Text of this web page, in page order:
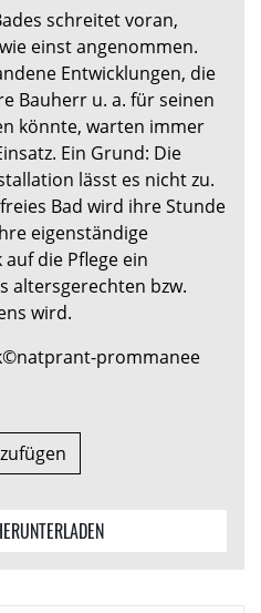
schreitet voran,
einst angenommen.
Entwicklungen, die
Bauherr u. a. für seinen
könnte, warten immer
Ein Grund: Die
lässt es nicht zu.
Bad wird ihre Stunde
eigenständige
die Pflege ein
altersgerechten bzw.
wird.
prommanee